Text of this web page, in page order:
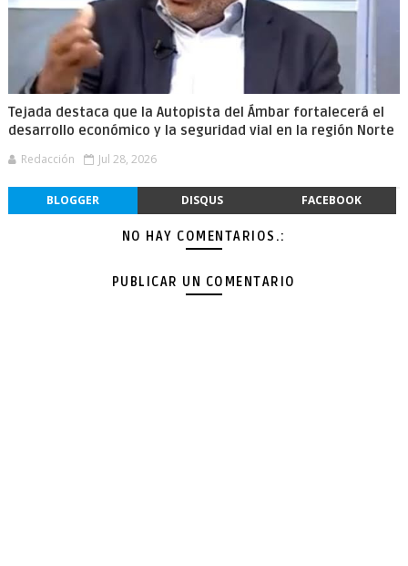
Tejada destaca que la Autopista del Ámbar fortalecerá el
desarrollo económico y la seguridad vial en la región Norte
Redacción Jul 28, 2026
BLOGGER DISQUS FACEBOOK
NO HAY COMENTARIOS.:
PUBLICAR UN COMENTARIO